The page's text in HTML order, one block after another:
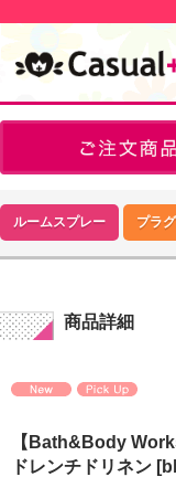
ルームスプレー プラ
商品詳細
【Bath&Body
ドレンチドリネン